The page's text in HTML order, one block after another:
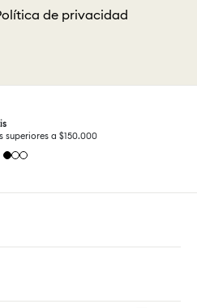
de privacidad
superiores a $150.000